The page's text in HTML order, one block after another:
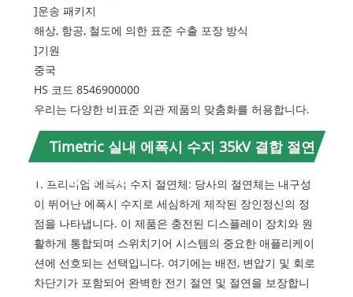
]운송 패키지
해상, 항공, 철도에 의한 표준 수출 포장 방식
]기원
중국
HS 코드 8546900000
우리는 다양한 비표준 외관 제품의 맞춤화를 허용합니다.
Timetric 실내 에폭시 수지 35kV 결합 절연
체 기능 및 응용
1. 프리미엄 에폭시 수지 절연체: 당사의 절연체는 내구성
이 뛰어난 에폭시 수지로 세심하게 제작된 장인정신의 정
점을 나타냅니다. 이 제품은 충전된 디스플레이 장치와 원
활하게 통합되며 스위치기어 시스템의 중요한 애플리케이
션에 선호되는 선택입니다. 여기에는 배전, 변압기 및 회로
차단기가 포함되어 완벽한 전기 절연 및 절연을 보장합니